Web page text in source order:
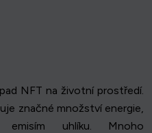
NFT na životní prostředí.
značné množství energie,
uhlíku. Mnoho